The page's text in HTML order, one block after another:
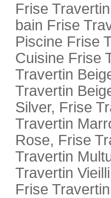
Frise
bain Frise
Piscine Frise
Cuisine Frise
Travertin
Travertin
Silver, Frise
Travertin
Rose, Frise
Travertin
Travertin
Frise